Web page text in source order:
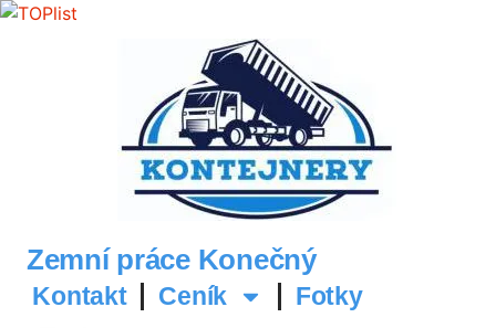
Zemní práce Konečný
Kontakt Ceník Fotky